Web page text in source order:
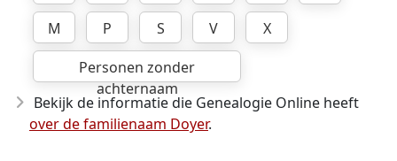
M
P S V
X
Personen zonder
achternaam
Bekijk de informatie die Genealogie Online heeft
over de familienaam Doyer.